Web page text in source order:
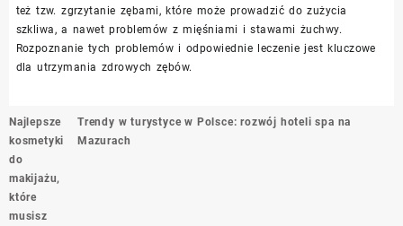
też tzw. zgrzytanie zębami, które może prowadzić do zużycia
szkliwa, a nawet problemów z mięśniami i stawami żuchwy.
Rozpoznanie tych problemów i odpowiednie leczenie jest kluczowe
dla utrzymania zdrowych zębów.
Nawigacja
wpisu
Najlepsze
kosmetyki
do
makijażu,
które
musisz
Trendy w turystyce w Polsce: rozwój hoteli spa na
Mazurach